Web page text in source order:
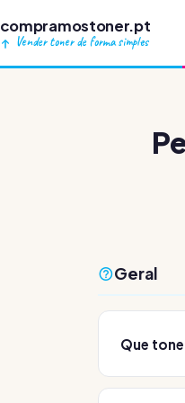
compramostoner.pt
Vender toner de forma simples
Geral
Que